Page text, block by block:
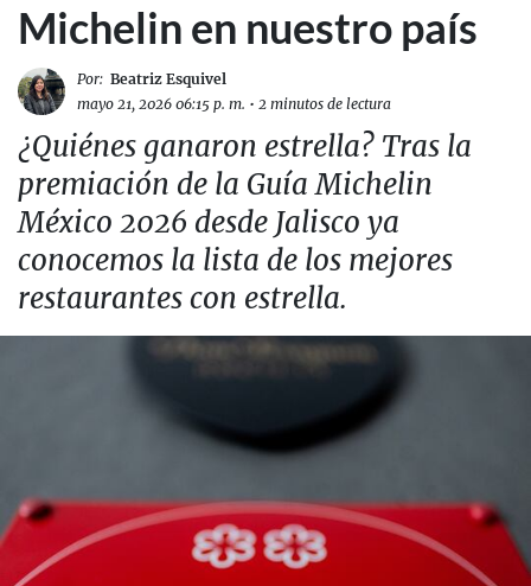
Michelin en nuestro país
Por: Beatriz Esquivel
mayo 21, 2026 06:15 p. m. • 2 minutos de lectura
¿Quiénes ganaron estrella? Tras la
premiación de la Guía Michelin
México 2026 desde Jalisco ya
conocemos la lista de los mejores
restaurantes con estrella.